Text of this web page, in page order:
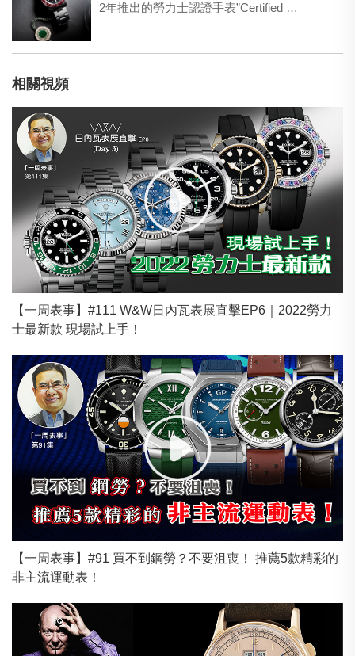
2年推出的勞力士認證手表”Certified …
相關視頻
【一周表事】#111 W&W日內瓦表展直擊EP6｜2022勞力
士最新款 現場試上手！
【一周表事】#91 買不到鋼勞？不要沮喪！ 推薦5款精彩的
非主流運動表！